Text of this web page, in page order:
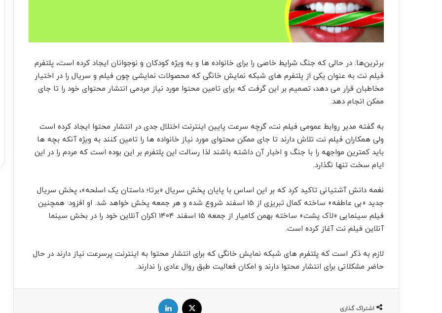
برترین‌ها: در حالی که جنگ شرایط خاصی را برای خانواده ها و به ویژه کودکان و نوجوانان ایجاد کرده است، پلتفرم
فیلم نت به عنوان یکی از پلتفرم های شبکه نمایش خانگی که محصولات نمایشی چون فیلم و سریال را در اختیار
مخاطبان قرار می دهد، تصمیم بر این گرفت که برای تامین محتوا مورد نیاز مردمی انتشار محتوای خود را تا جای
ممکن انجام دهد.
به گفته مدیر روابط عمومی فیلم نت، گرچه سرعت پایین اینترنت اختلال جدی در انتشار محتوا ایجاد کرده است
ولی همکاران فیلم نت تلاش دارند تا جای ممکن محتوای مورد نیاز خانواده ها را تامین کنند به ویژه آنکه بچه ها
باید کمترین مواجهه را با جنگ و اخبار آن داشته باشند لذا رسالت این پلتفرم بر این بوده است که مردم را در این
ایام سخت تنها نگذارد.
نغمه دانش آشتیانی تاکید کرد که بر این اساس با پایان پخش سریال «برتا؛ داستان یک اسلحه»، پخش سریال
جدید «بی عاطفه» ساخته کمال تبریزی از 15 اسفند شروع شده و هر جمعه پخش خواهد شد. او افزود: همچنین
فیلم سینمایی «لاک پشت» ساخته بهمن کامیار از جمعه 15 اسفند 1404 اکران آنلاین خود را در بخش سینما
آنلاین فیلم نت آغاز کرده است.
لازم به ذکر است که پلتفرم های شبکه نمایش خانگی که برای انتشار محتوا به اینترنت پرسرعت نیاز دارند در حال
حاضر مشکلاتی برای انتشار محتوا دارند و امکان فعالیت طبق روال عادی را ندارند.
اشتراک گذاری